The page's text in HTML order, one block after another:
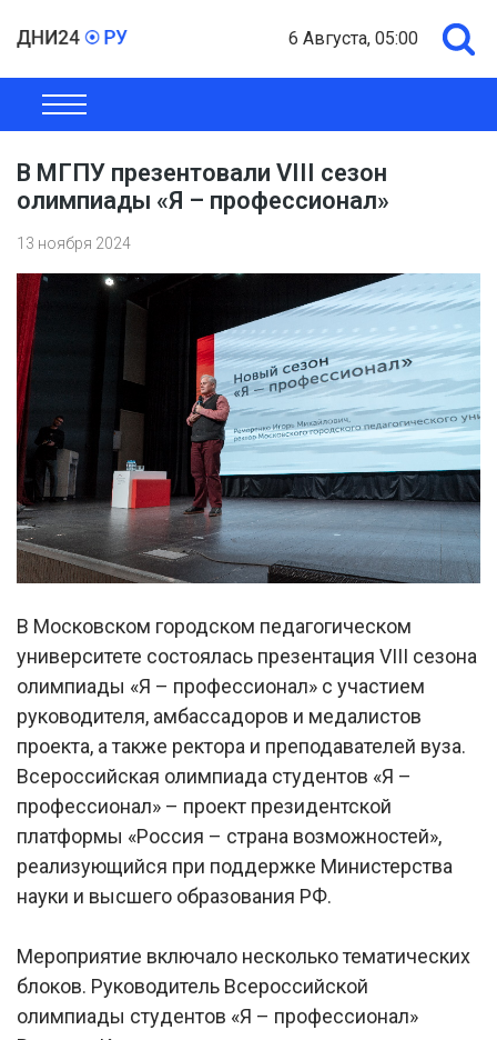
6 Августа, 05:00
ОБЩЕСТВО
В МГПУ презентовали VIII сезон
олимпиады «Я – профессионал»
13 ноября 2024
В Московском городском педагогическом
университете состоялась презентация VIII сезона
олимпиады «Я – профессионал» с участием
руководителя, амбассадоров и медалистов
проекта, а также ректора и преподавателей вуза.
Всероссийская олимпиада студентов «Я –
профессионал» – проект президентской
платформы «Россия – страна возможностей»,
реализующийся при поддержке Министерства
науки и высшего образования РФ.
Мероприятие включало несколько тематических
блоков. Руководитель Всероссийской
олимпиады студентов «Я – профессионал»